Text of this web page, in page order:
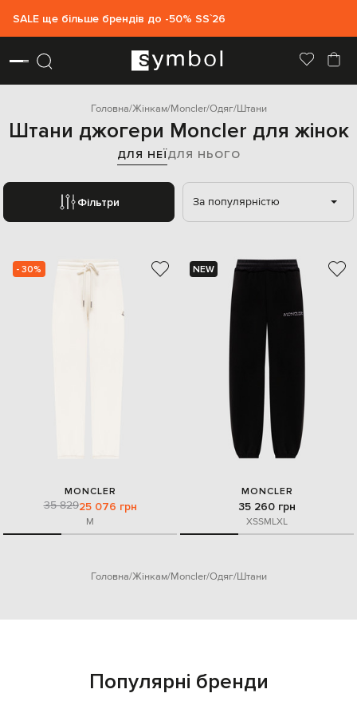
SALE ще більше брендів до -50% SS`26
Головна Жінкам Moncler Одяг Штани
Штани джогери Moncler для жінок
ДЛЯ НЕЇДЛЯ НЬОГО
Фільтри За популярністю
- 30%
MONCLER
35 82925 076 грн
M
NEW
MONCLER
35 260 грн
XSSMLXL
Головна Жінкам Moncler Одяг Штани
Популярні бренди